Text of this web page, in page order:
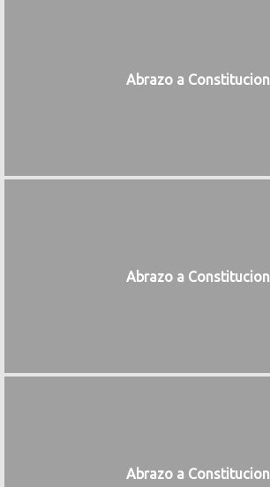
Abrazo a Constitucion
Abrazo a Constitucion
Abrazo a Constitucion